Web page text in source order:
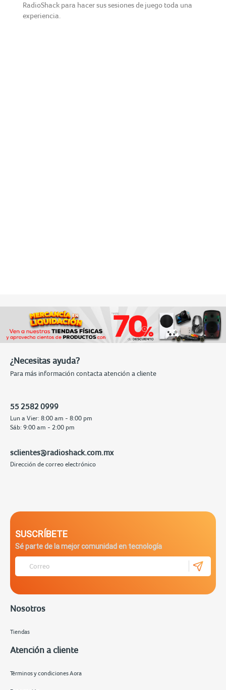
RadioShack para hacer sus sesiones de juego toda una
experiencia.
¿Necesitas ayuda?
Para más información contacta atención a cliente
55 2582 0999
Lun a Vier: 8:00 am - 8:00 pm
Sáb: 9:00 am - 2:00 pm
sclientes@radioshack.com.mx
Dirección de correo electrónico
SUSCRÍBETE
Sé parte de la mejor comunidad en tecnología
Nosotros
Tiendas
Atención a cliente
Términos y condiciones Aora